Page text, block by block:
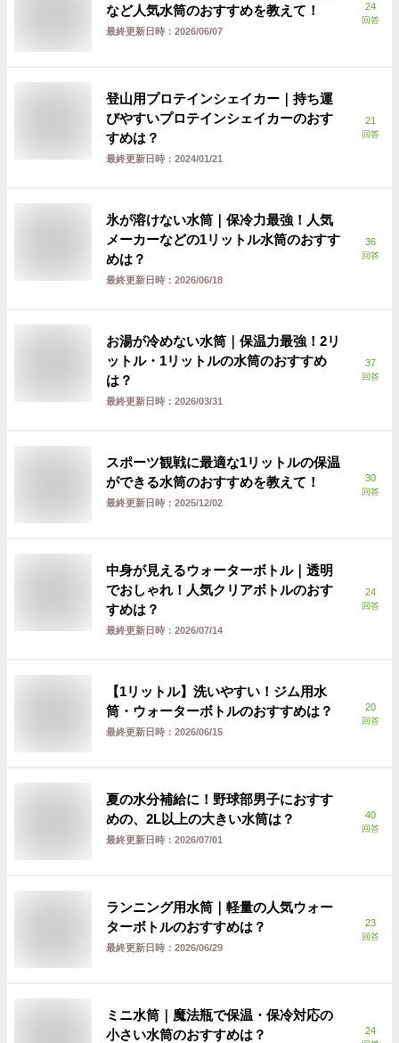
など人気水筒のおすすめを教えて！
最終更新日時： 2026/06/07
24
回答
登山用プロテインシェイカー｜持ち運
びやすいプロテインシェイカーのおす
すめは？
最終更新日時： 2024/01/21
21
回答
氷が溶けない水筒｜保冷力最強！人気
メーカーなどの1リットル水筒のおすす
めは？
最終更新日時： 2026/06/18
36
回答
お湯が冷めない水筒｜保温力最強！2リ
ットル・1リットルの水筒のおすすめ
は？
最終更新日時： 2026/03/31
37
回答
スポーツ観戦に最適な1リットルの保温
ができる水筒のおすすめを教えて！
最終更新日時： 2025/12/02
30
回答
中身が見えるウォーターボトル｜透明
でおしゃれ！人気クリアボトルのおす
すめは？
最終更新日時： 2026/07/14
24
回答
【1リットル】洗いやすい！ジム用水
筒・ウォーターボトルのおすすめは？
最終更新日時： 2026/06/15
20
回答
夏の水分補給に！野球部男子におすす
めの、2L以上の大きい水筒は？
最終更新日時： 2026/07/01
40
回答
ランニング用水筒｜軽量の人気ウォー
ターボトルのおすすめは？
最終更新日時： 2026/06/29
23
回答
ミニ水筒｜魔法瓶で保温・保冷対応の
小さい水筒のおすすめは？
24